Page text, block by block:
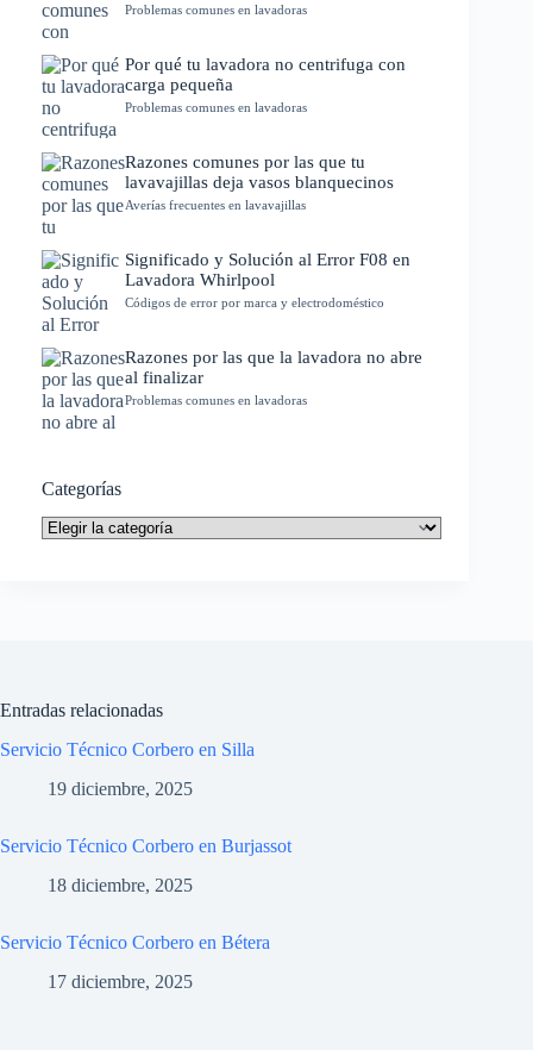
Problemas comunes en lavadoras
Por qué tu lavadora no centrifuga con
carga pequeña
Problemas comunes en lavadoras
Razones comunes por las que tu
lavavajillas deja vasos blanquecinos
Averías frecuentes en lavavajillas
Significado y Solución al Error F08 en
Lavadora Whirlpool
Códigos de error por marca y electrodoméstico
Razones por las que la lavadora no abre
al finalizar
Problemas comunes en lavadoras
Categorías
Categorías
Entradas relacionadas
Servicio Técnico Corbero en Silla
19 diciembre, 2025
Servicio Técnico Corbero en Burjassot
18 diciembre, 2025
Servicio Técnico Corbero en Bétera
17 diciembre, 2025